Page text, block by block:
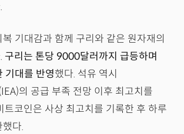
기대감과 함께 구리와 같은 원자재의
구리는 톤당 9000달러까지 급등하며
기대를 반영했다. 석유 역시
의 공급 부족 전망 이후 최고치를
트코인은 사상 최고치를 기록한 후 하루
다.